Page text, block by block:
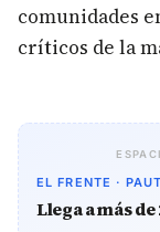
comunidades
críticos de la
EL FRENTE ·
Llega a más